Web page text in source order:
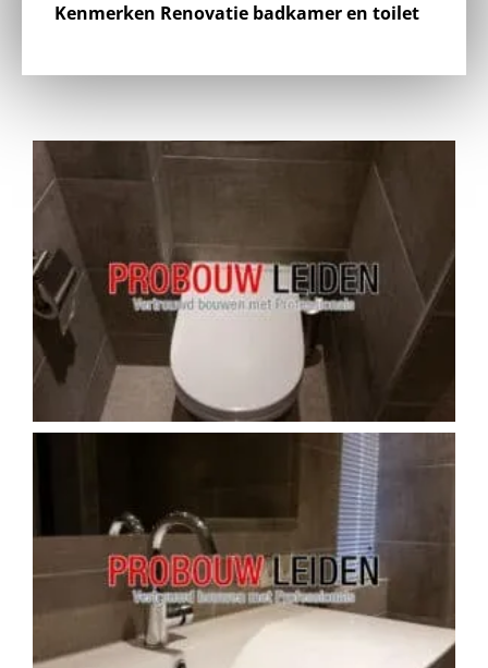
Kenmerken Renovatie badkamer en toilet